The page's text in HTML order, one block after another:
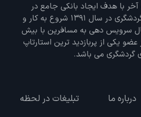
با هدف ایجاد بانکی جامع در
تمامی زمینه های گردشگری در سال 1391 شروع به کار و
حدود 12 سال سرویس دهی به مسافرین با بیش
عضو یکی از پربازدید ترین استارتاپ
گردشگری می باشد.
درباره ما تبلیغات در لحظه